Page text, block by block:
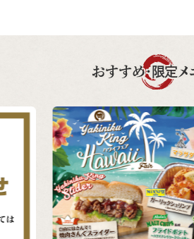
おすすめ・限定メ